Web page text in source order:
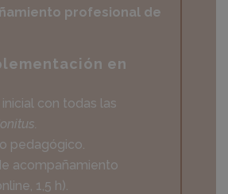
profesional de
en
con todas las
pedagógico.
acompañamiento
1,5 h).